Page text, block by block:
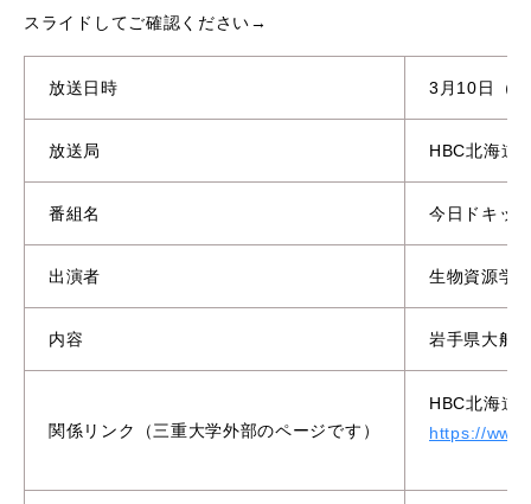
スライドしてご確認ください→
放送日時 3月10日（
放送局 HBC北海道
番組名 今日ドキッ
出演者 生物資源学
内容 岩手県大船
関係リンク（三重大学外部のページです）
HBC北海道
https://